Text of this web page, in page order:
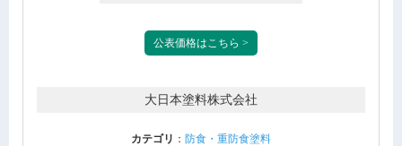
公表価格はこちら >
大日本塗料株式会社
カテゴリ ： 防食・重防食塗料